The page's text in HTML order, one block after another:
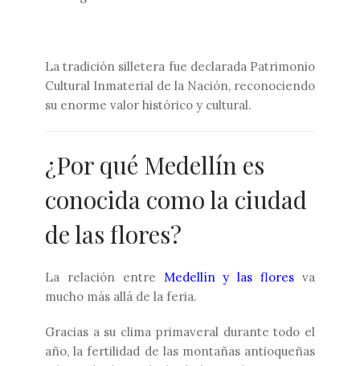
La tradición silletera fue declarada Patrimonio
Cultural Inmaterial de la Nación, reconociendo
su enorme valor histórico y cultural.
¿Por qué Medellín es
conocida como la ciudad
de las flores?
La relación entre Medellín y las flores va
mucho más allá de la feria.
Gracias a su clima primaveral durante todo el
año, la fertilidad de las montañas antioqueñas